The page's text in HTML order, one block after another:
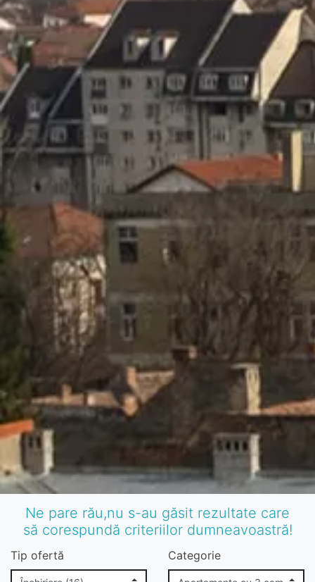
Ne pare rău,nu s-au găsit rezultate care
să corespundă criteriilor dumneavoastră!
Tip ofertă Categorie